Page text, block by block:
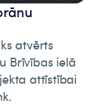
atvērts
Brīvības ielā
attīstībai